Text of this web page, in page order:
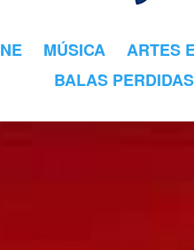
MÚSICA ARTES
BALAS PERDIDAS